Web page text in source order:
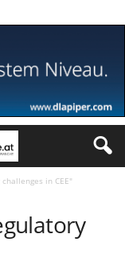
in CEE"